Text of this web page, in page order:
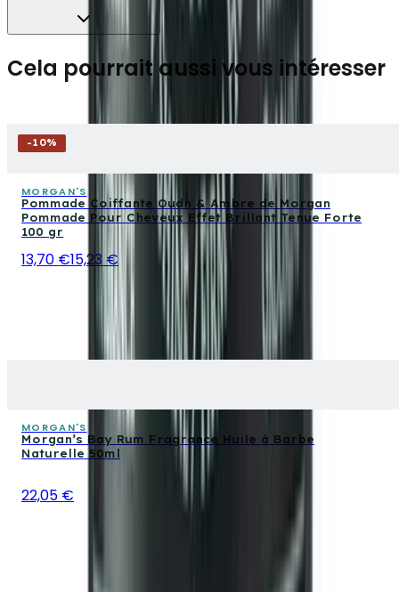
Cela pourrait aussi vous intéresser
-10%
MORGAN'S
Pommade Coiffante Oudh & Ambre de Morgan
Pommade Pour Cheveux Effet Brillant Tenue Forte
100 gr
13,70 €15,23 €
MORGAN'S
Morgan’s Bay Rum Fragrance Huile à Barbe
Naturelle 50ml
22,05 €